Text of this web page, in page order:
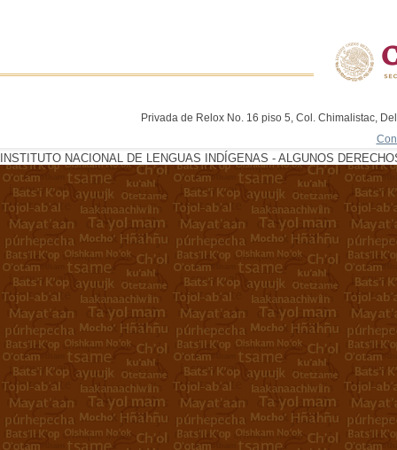
Privada de Relox No. 16 piso 5, Col. Chimalistac,
INSTITUTO NACIONAL DE LENGUAS INDÍGENAS - ALGUNOS